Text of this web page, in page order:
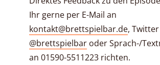
Ihr gerne per E-Mail an
kontakt@brettspielbar.de,
@brettspielbar oder Sprach-/
an 01590-5511223 richten.